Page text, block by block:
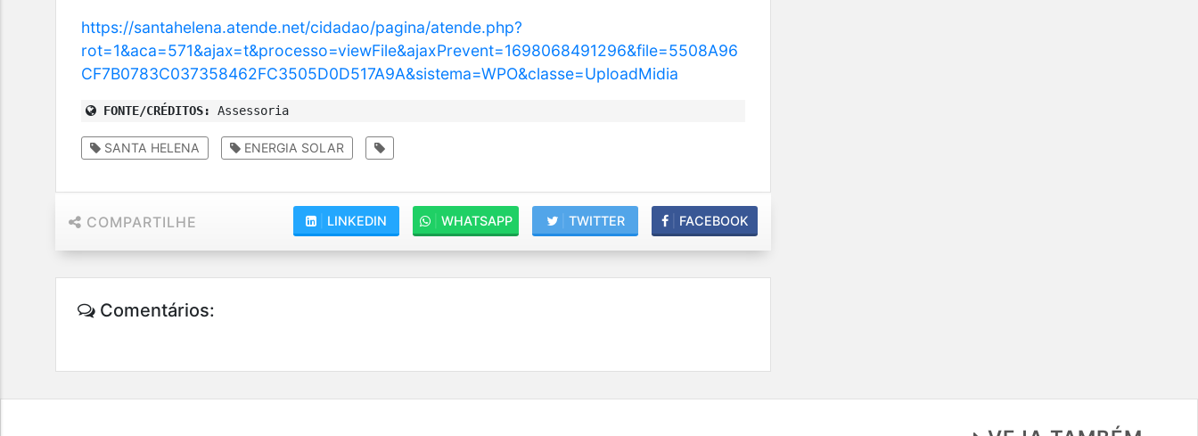
https://santahelena.atende.net/cidadao/pagina/atende.php?
rot=1&aca=571&ajax=t&processo=viewFile&ajaxPrevent=1698068491296&file=5508A96
CF7B0783C037358462FC3505D0D517A9A&sistema=WPO&classe=UploadMidia
FONTE/CRÉDITOS: Assessoria
SANTA HELENA ENERGIA SOLAR
COMPARTILHE FACEBOOK
TWITTER
WHATSAPP
LINKEDIN
Comentários: